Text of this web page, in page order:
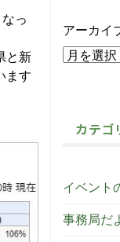
っ
と新
ます
アーカイ
カテゴ
イベント
事務局だ